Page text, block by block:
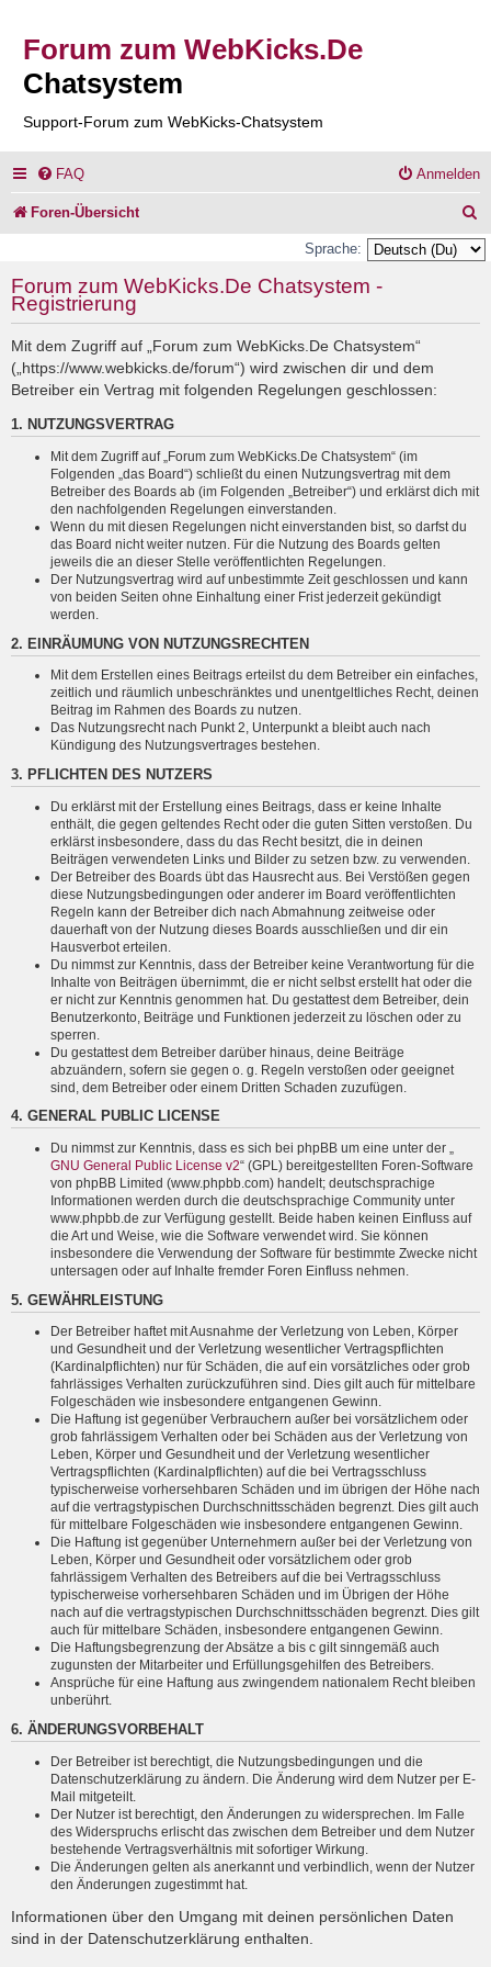
Forum zum WebKicks.De
Chatsystem
Support-Forum zum WebKicks-Chatsystem
FAQ Anmelden
Foren-Übersicht
u
Sprache:
Forum zum WebKicks.De Chatsystem -
Registrierung
Mit dem Zugriff auf „Forum zum WebKicks.De Chatsystem“
(„https://www.webkicks.de/forum“) wird zwischen dir und dem
Betreiber ein Vertrag mit folgenden Regelungen geschlossen:
1. NUTZUNGSVERTRAG
Mit dem Zugriff auf „Forum zum WebKicks.De Chatsystem“ (im
Folgenden „das Board“) schließt du einen Nutzungsvertrag mit dem
Betreiber des Boards ab (im Folgenden „Betreiber“) und erklärst dich mit
den nachfolgenden Regelungen einverstanden.
Wenn du mit diesen Regelungen nicht einverstanden bist, so darfst du
das Board nicht weiter nutzen. Für die Nutzung des Boards gelten
jeweils die an dieser Stelle veröffentlichten Regelungen.
Der Nutzungsvertrag wird auf unbestimmte Zeit geschlossen und kann
von beiden Seiten ohne Einhaltung einer Frist jederzeit gekündigt
werden.
2. EINRÄUMUNG VON NUTZUNGSRECHTEN
Mit dem Erstellen eines Beitrags erteilst du dem Betreiber ein einfaches,
zeitlich und räumlich unbeschränktes und unentgeltliches Recht, deinen
Beitrag im Rahmen des Boards zu nutzen.
Das Nutzungsrecht nach Punkt 2, Unterpunkt a bleibt auch nach
Kündigung des Nutzungsvertrages bestehen.
3. PFLICHTEN DES NUTZERS
Du erklärst mit der Erstellung eines Beitrags, dass er keine Inhalte
enthält, die gegen geltendes Recht oder die guten Sitten verstoßen. Du
erklärst insbesondere, dass du das Recht besitzt, die in deinen
Beiträgen verwendeten Links und Bilder zu setzen bzw. zu verwenden.
Der Betreiber des Boards übt das Hausrecht aus. Bei Verstößen gegen
diese Nutzungsbedingungen oder anderer im Board veröffentlichten
Regeln kann der Betreiber dich nach Abmahnung zeitweise oder
dauerhaft von der Nutzung dieses Boards ausschließen und dir ein
Hausverbot erteilen.
Du nimmst zur Kenntnis, dass der Betreiber keine Verantwortung für die
Inhalte von Beiträgen übernimmt, die er nicht selbst erstellt hat oder die
er nicht zur Kenntnis genommen hat. Du gestattest dem Betreiber, dein
Benutzerkonto, Beiträge und Funktionen jederzeit zu löschen oder zu
sperren.
Du gestattest dem Betreiber darüber hinaus, deine Beiträge
abzuändern, sofern sie gegen o. g. Regeln verstoßen oder geeignet
sind, dem Betreiber oder einem Dritten Schaden zuzufügen.
4. GENERAL PUBLIC LICENSE
Du nimmst zur Kenntnis, dass es sich bei phpBB um eine unter der „
GNU General Public License v2“ (GPL) bereitgestellten Foren-Software
von phpBB Limited (www.phpbb.com) handelt; deutschsprachige
Informationen werden durch die deutschsprachige Community unter
www.phpbb.de zur Verfügung gestellt. Beide haben keinen Einfluss auf
die Art und Weise, wie die Software verwendet wird. Sie können
insbesondere die Verwendung der Software für bestimmte Zwecke nicht
untersagen oder auf Inhalte fremder Foren Einfluss nehmen.
5. GEWÄHRLEISTUNG
Der Betreiber haftet mit Ausnahme der Verletzung von Leben, Körper
und Gesundheit und der Verletzung wesentlicher Vertragspflichten
(Kardinalpflichten) nur für Schäden, die auf ein vorsätzliches oder grob
fahrlässiges Verhalten zurückzuführen sind. Dies gilt auch für mittelbare
Folgeschäden wie insbesondere entgangenen Gewinn.
Die Haftung ist gegenüber Verbrauchern außer bei vorsätzlichem oder
grob fahrlässigem Verhalten oder bei Schäden aus der Verletzung von
Leben, Körper und Gesundheit und der Verletzung wesentlicher
Vertragspflichten (Kardinalpflichten) auf die bei Vertragsschluss
typischerweise vorhersehbaren Schäden und im übrigen der Höhe nach
auf die vertragstypischen Durchschnittsschäden begrenzt. Dies gilt auch
für mittelbare Folgeschäden wie insbesondere entgangenen Gewinn.
Die Haftung ist gegenüber Unternehmern außer bei der Verletzung von
Leben, Körper und Gesundheit oder vorsätzlichem oder grob
fahrlässigem Verhalten des Betreibers auf die bei Vertragsschluss
typischerweise vorhersehbaren Schäden und im Übrigen der Höhe
nach auf die vertragstypischen Durchschnittsschäden begrenzt. Dies gilt
auch für mittelbare Schäden, insbesondere entgangenen Gewinn.
Die Haftungsbegrenzung der Absätze a bis c gilt sinngemäß auch
zugunsten der Mitarbeiter und Erfüllungsgehilfen des Betreibers.
Ansprüche für eine Haftung aus zwingendem nationalem Recht bleiben
unberührt.
6. ÄNDERUNGSVORBEHALT
Der Betreiber ist berechtigt, die Nutzungsbedingungen und die
Datenschutzerklärung zu ändern. Die Änderung wird dem Nutzer per E-
Mail mitgeteilt.
Der Nutzer ist berechtigt, den Änderungen zu widersprechen. Im Falle
des Widerspruchs erlischt das zwischen dem Betreiber und dem Nutzer
bestehende Vertragsverhältnis mit sofortiger Wirkung.
Die Änderungen gelten als anerkannt und verbindlich, wenn der Nutzer
den Änderungen zugestimmt hat.
Informationen über den Umgang mit deinen persönlichen Daten
sind in der Datenschutzerklärung enthalten.